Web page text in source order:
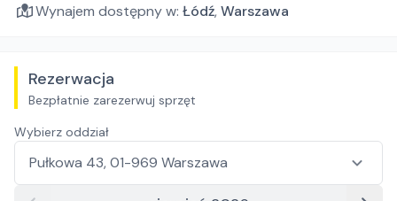
Wynajem dostępny w: Łódź,Warszawa
Rezerwacja
Bezpłatnie zarezerwuj sprzęt
Wybierz oddział